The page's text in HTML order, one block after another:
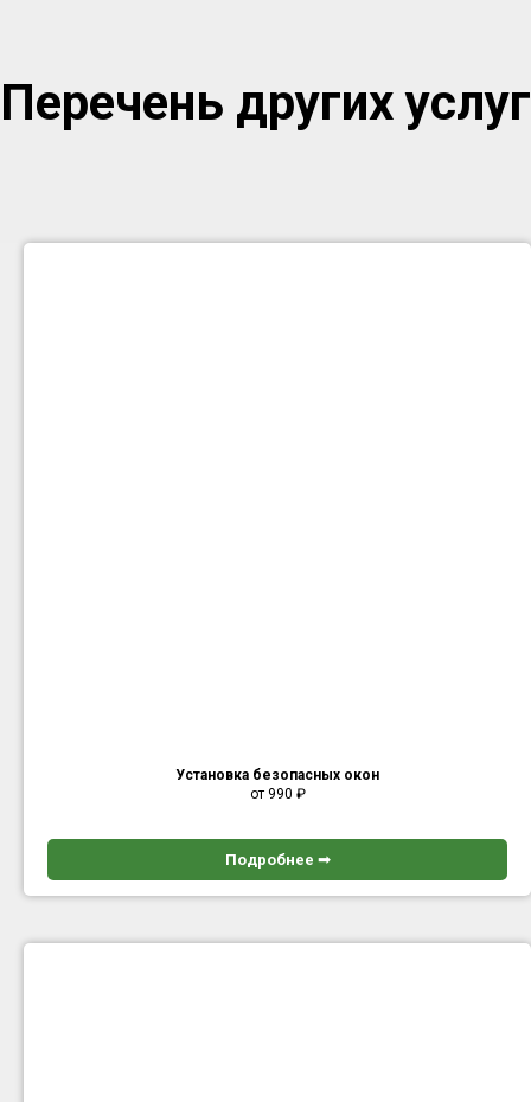
Перечень других услуг
Установка безопасных окон
от 990 ₽
Подробнее ➟